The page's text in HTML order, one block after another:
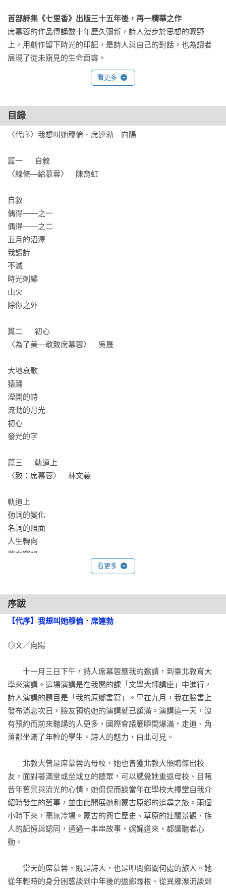
首部詩集《七里香》出版三十五年後，再一精華之作
席慕蓉的作品傳誦數十年歷久彌新，詩人漫步於思想的曠野
上，用創作留下時光的印記，是詩人與自己的對話，也為讀者
展現了從未窺見的生命面容。
看更多
目錄
〈代序〉我想叫她穆倫．席連勃　向陽
篇一      自敘
〈線條—給慕蓉〉　陳育虹
自敘
偶得——之一
偶得——之二
五月的沼澤
我讀詩
不滅
時光刺繡
山火
除你之外
篇二      初心
〈為了美—敬致席慕蓉〉　吳晟
大地哀歌
猿踊
湮開的詩
流動的月光
初心
發光的字
篇三      軌道上
〈致：席慕蓉〉　林文義
軌道上
動詞的變化
名詞的照面
人生轉向
夢在窺視
〈你的族人—寫給席慕蓉〉　陳克華
現代畫像石
彎曲的河岸
有人問我草原的價值
我家隔壁
《沒有墓碑的草原》
餘生
伊赫奧仁
〈大雁的傳說—致席慕蓉〉　滿全
英雄博爾朮
代跋　瘂弦
〈後記〉海馬迴
謝啟
看更多
序跋
【代序】我想叫她穆倫．席連勃
◎文／向陽
十一月三日下午，詩人席慕蓉應我的邀請，到臺北教育大
學來演講。這場演講是在我開的課「文學大師講座」中進行，
詩人演講的題目是「我的原鄉書寫」。早在九月，我在臉書上
發布消息次日，臉友預約她的演講就已額滿。演講這一天，沒
有預約而前來聽講的人更多，國際會議廳瞬間爆滿，走道、角
落都坐滿了年輕的學生。詩人的魅力，由此可見。
北教大曾是席慕蓉的母校，她也曾獲北教大頒贈傑出校
友，面對著滿堂或坐或立的聽眾，可以感覺她重返母校、目睹
昔年舊景與流光的心情。她侃侃而談當年在學校大禮堂自我介
紹時發生的舊事，並由此開展她和蒙古原鄉的追尋之旅。兩個
小時下來，毫無冷場。蒙古的興亡歷史、草原的壯闊景觀、族
人的記憶與認同，通過一串串故事，娓娓道來，都讓聽者心
動。
當天的席慕蓉，既是詩人，也是叩問鄉關何處的旅人。她
從年輕時的身分困惑談到中年後的返鄉尋根、從異鄉漂流談到